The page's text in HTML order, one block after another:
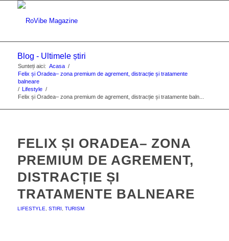
Blog - Ultimele știri
Sunteți aici: Acasa /
Felix și Oradea– zona premium de agrement, distracție și tratamente
balneare
/ Lifestyle /
Felix și Oradea– zona premium de agrement, distracție și tratamente baln...
FELIX ȘI ORADEA– ZONA
PREMIUM DE AGREMENT,
DISTRACȚIE ȘI
TRATAMENTE BALNEARE
LIFESTYLE STIRI TURISM